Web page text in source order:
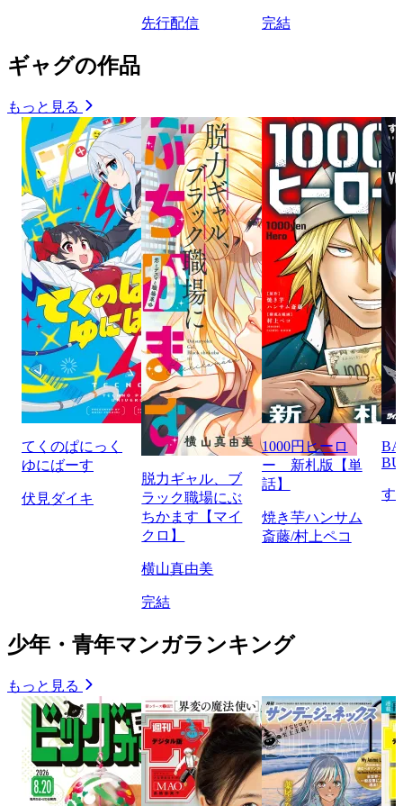
先行配信 完結
ギャグの作品
もっと見る
てくのぱにっく
ゆにばーす
伏見ダイキ
脱力ギャル、ブ
ラック職場にぶ
ちかます【マイ
クロ】
横山真由美
完結
1000円ヒーロ
ー 新札版【単
話】
焼き芋ハンサム
斎藤/村上ペコ
す
少年・青年マンガランキング
もっと見る